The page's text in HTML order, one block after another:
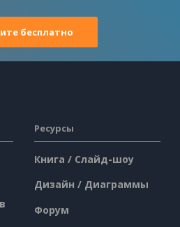
бесплатно
Ресурсы
Книга / Слайд-шоу
Дизайн / Диаграммы
Форум